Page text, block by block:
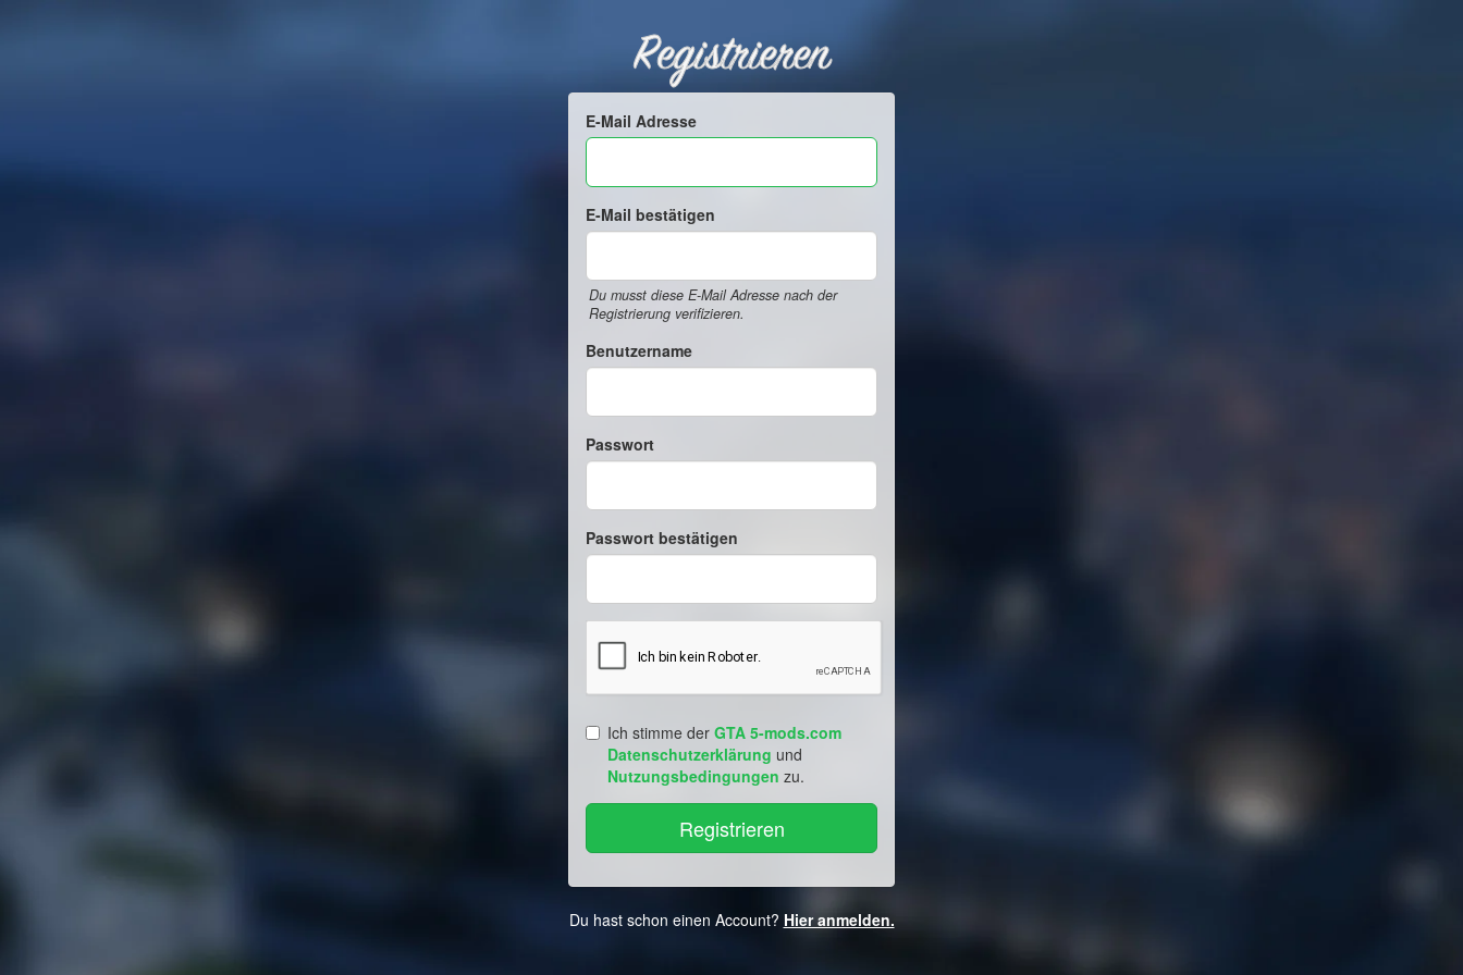
Registrieren
E-Mail Adresse
E-Mail bestätigen
Du musst diese E-Mail Adresse nach der
Registrierung verifizieren.
Benutzername
Passwort
Passwort bestätigen
Ich stimme der GTA 5-mods.com
Datenschutzerklärung und
Nutzungsbedingungen zu.
Du hast schon einen Account? Hier anmelden.